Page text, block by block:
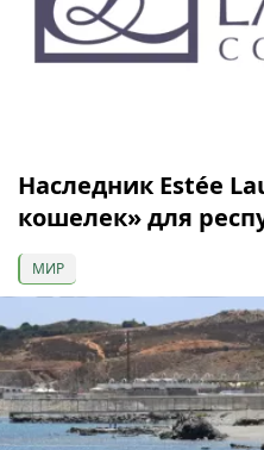
Наследник Estée
кошелек» для
МИР